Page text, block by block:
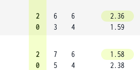
2
0
6
3
6
4
2.36
1.59
2
0
7
5
6
4
1.58
2.38